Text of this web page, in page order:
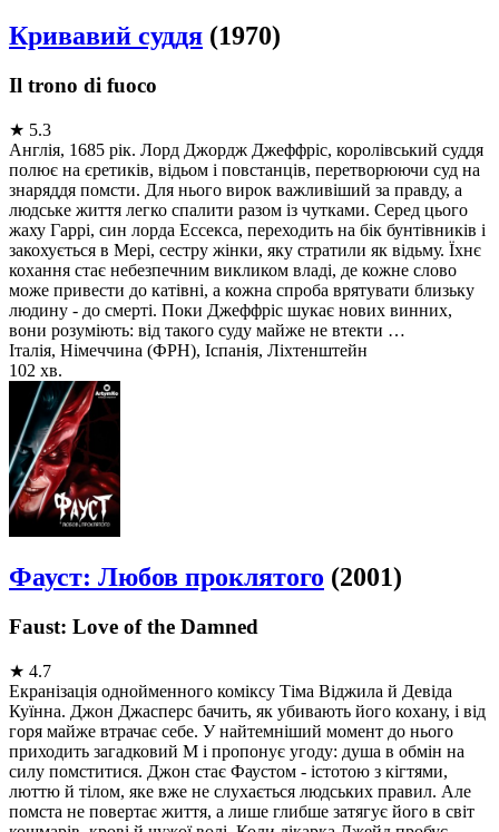
Кривавий суддя (1970)
Il trono di fuoco
★ 5.3
Англія, 1685 рік. Лорд Джордж Джеффріс, королівський суддя
полює на єретиків, відьом і повстанців, перетворюючи суд на
знаряддя помсти. Для нього вирок важливіший за правду, а
людське життя легко спалити разом із чутками. Серед цього
жаху Гаррі, син лорда Ессекса, переходить на бік бунтівників і
закохується в Мері, сестру жінки, яку стратили як відьму. Їхнє
кохання стає небезпечним викликом владі, де кожне слово
може привести до катівні, а кожна спроба врятувати близьку
людину - до смерті. Поки Джеффріс шукає нових винних,
вони розуміють: від такого суду майже не втекти …
Італія, Німеччина (ФРН), Іспанія, Ліхтенштейн
102 хв.
Фауст: Любов проклятого (2001)
Faust: Love of the Damned
★ 4.7
Екранізація однойменного коміксу Тіма Віджила й Девіда
Куїнна. Джон Джасперс бачить, як убивають його кохану, і від
горя майже втрачає себе. У найтемніший момент до нього
приходить загадковий М і пропонує угоду: душа в обмін на
силу помститися. Джон стає Фаустом - істотою з кігтями,
люттю й тілом, яке вже не слухається людських правил. Але
помста не повертає життя, а лише глибше затягує його в світ